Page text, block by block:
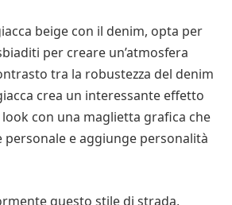
beige con il denim, opta per
per creare un’atmosfera
tra la robustezza del denim
crea un interessante effetto
con una maglietta grafica che
personale e aggiunge personalità
questo stile di strada,